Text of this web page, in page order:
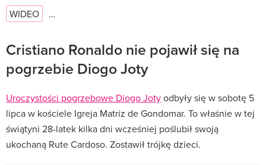
WIDEO …
Cristiano Ronaldo nie pojawił się na
pogrzebie Diogo Joty
Uroczystości pogrzebowe Diogo Jotyodbyły się w sobotę 5
lipca w kościele Igreja Matriz de Gondomar. To właśnie w tej
świątyni 28-latek kilka dni wcześniej poślubił swoją
ukochaną Rute Cardoso. Zostawił trójkę dzieci.